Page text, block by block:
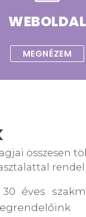
WEBOLDAL
MEGNÉZEM
összesen
éves